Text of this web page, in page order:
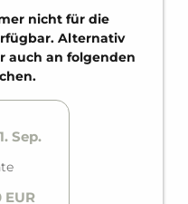
eine bequeme
Das Apartment
acht Personen.
Badezimmern
Balkon.
nicht für die
Alternativ
auch an folgenden
Sep.
EUR